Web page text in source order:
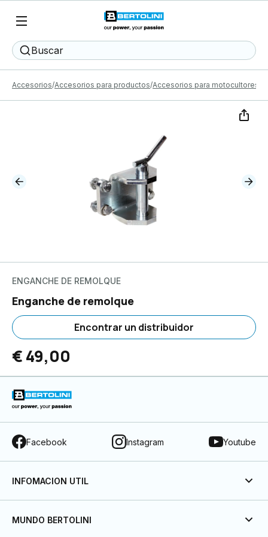
Buscar
Accesorios Accesorios para productos Accesorios para motocultores
ENGANCHE DE REMOLQUE
Enganche de remolque
Encontrar un distribuidor
€ 49,00
Facebook Instagram Youtube
INFOMACION UTIL
MUNDO BERTOLINI